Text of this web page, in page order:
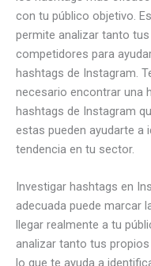
con tu público objetivo.
permite analizar tanto
competidores para
hashtags de Instagram.
necesario encontrar una
hashtags de Instagram
estas pueden ayudarte a
tendencia en tu sector.
Investigar hashtags en
adecuada puede marcar
llegar realmente a tu
analizar tanto tus
lo que te ayuda a